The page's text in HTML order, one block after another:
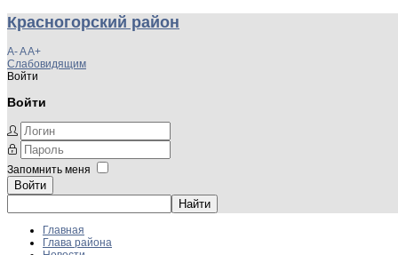
Красногорский район
A-AA+
Слабовидящим
Войти
Войти
Запомнить меня
Войти
Главная
Глава района